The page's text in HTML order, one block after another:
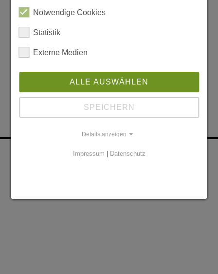
FAMILIE LOESER
KONTAKT
Notwendige Cookies
Statistik
Externe Medien
ALLE AUSWÄHLEN
SPEICHERN
Details anzeigen
Impressum Datenschutz